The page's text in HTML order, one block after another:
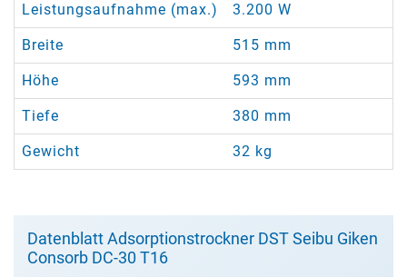
Leistungsaufnahme (max.) 3.200 W
Breite 515 mm
Höhe 593 mm
Tiefe 380 mm
Gewicht 32 kg
Datenblatt Adsorptionstrockner DST Seibu Giken
Consorb DC-30 T16